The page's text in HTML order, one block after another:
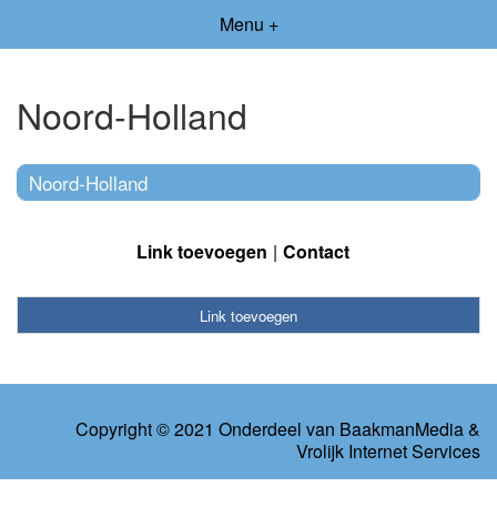
Menu +
Noord-Holland
Noord-Holland
Link toevoegen Contact
Link toevoegen
Copyright © 2021 Onderdeel van BaakmanMedia&
Vrolijk Internet Services